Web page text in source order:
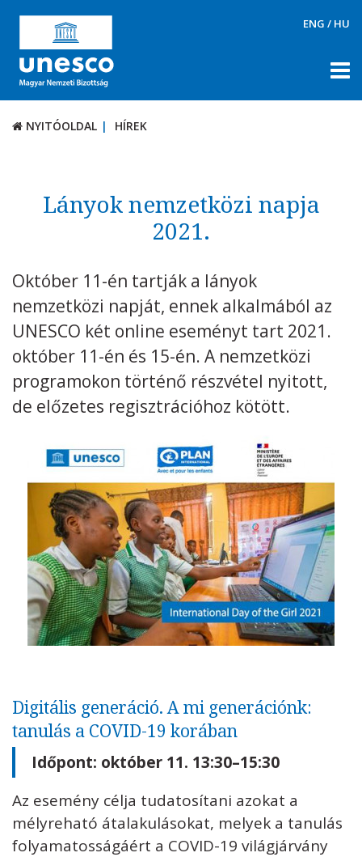
ENG / HU
NYITÓOLDAL HÍREK
TÉMÁK
DOKUMENTUMTÁR
KAPCSOLAT
Kövess minket unescohungary
RSS
NYITÓOLDAL HÍREK
Lányok nemzetközi napja
2021.
Október 11-én tartják a lányok
nemzetközi napját, ennek alkalmából az
UNESCO két online eseményt tart 2021.
október 11-én és 15-én. A nemzetközi
programokon történő részvétel nyitott,
de előzetes regisztrációhoz kötött.
Digitális generáció. A mi generációnk:
tanulás a COVID-19 korában
Időpont: október 11. 13:30–15:30
Az esemény célja tudatosítani azokat a
mélyreható átalakulásokat, melyek a tanulás
folyamatosságáért a COVID-19 világjárvány